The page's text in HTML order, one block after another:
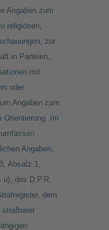
Angaben zum
religiösen,
zur
in Parteien,
mit
oder
Angaben zum
Orientierung. Im
Angaben,
Absatz 1,
u), des D.P.R.
dem
strafbarer